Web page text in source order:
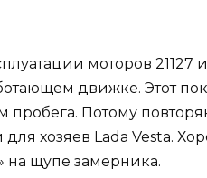
моторов 21127
движке. Этот
пробега. Потому
хозяев Lada Vesta.
на щупе замерника.